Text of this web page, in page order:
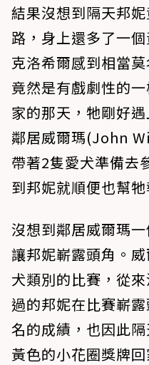
結果沒想到隔天邦
路，身上還多了一
克洛希爾感到相當
竟然是有戲劇性的
家的那天，牠剛好
鄰居威爾瑪(John
帶著2隻愛犬準備去
到邦妮就順便也幫牠
沒想到鄰居威爾瑪
讓邦妮嶄露頭角。
犬類別的比賽，從
過的邦妮在比賽嶄
名的成績，也因此
黃色的小花圈獎牌回